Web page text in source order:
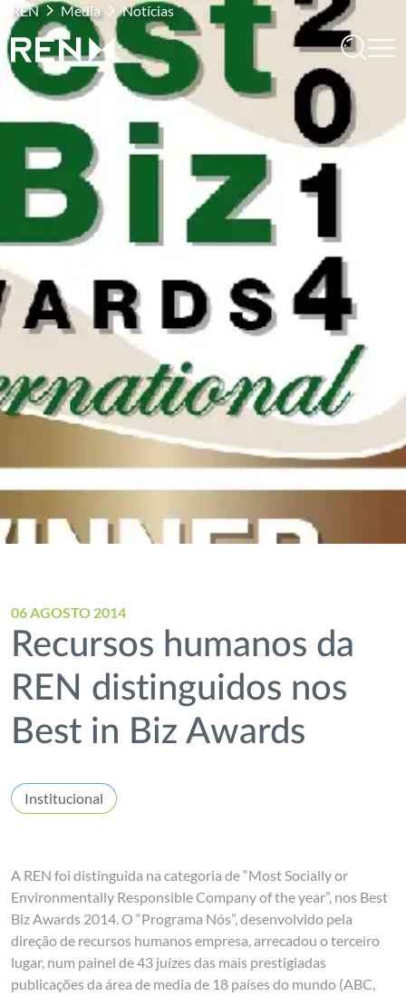
REN Media Notícias
06 AGOSTO 2014
Recursos humanos da
REN distinguidos nos
Best in Biz Awards
Institucional
A REN foi distinguida na categoria de “Most Socially or
Environmentally Responsible Company of the year”, nos Best
Biz Awards 2014. O “Programa Nós”, desenvolvido pela
direção de recursos humanos empresa, arrecadou o terceiro
lugar, num painel de 43 juízes das mais prestigiadas
publicações da área de media de 18 países do mundo (ABC,